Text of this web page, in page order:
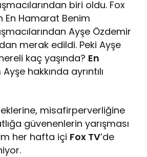
biri oldu. Fox
En Hamarat Benim
Ayşe Özdemir
merak edildi. Peki Ayşe
kaç yaşında? En
Ayşe hakkında ayrıntılı
misafirperverliğine
güvenenlerin yarışması
her hafta içi Fox TV’de